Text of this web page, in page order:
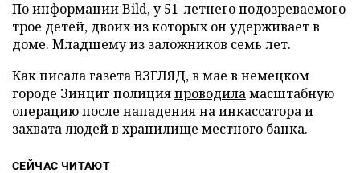
По информации Bild, у 51-летнего подозреваемого
трое детей, двоих из которых он удерживает в
доме. Младшему из заложников семь лет.
Как писала газета ВЗГЛЯД, в мае в немецком
городе Зинциг полицияпроводиламасштабную
операцию после нападения на инкассатора и
захвата людей в хранилище местного банка.
СЕЙЧАС ЧИТАЮТ